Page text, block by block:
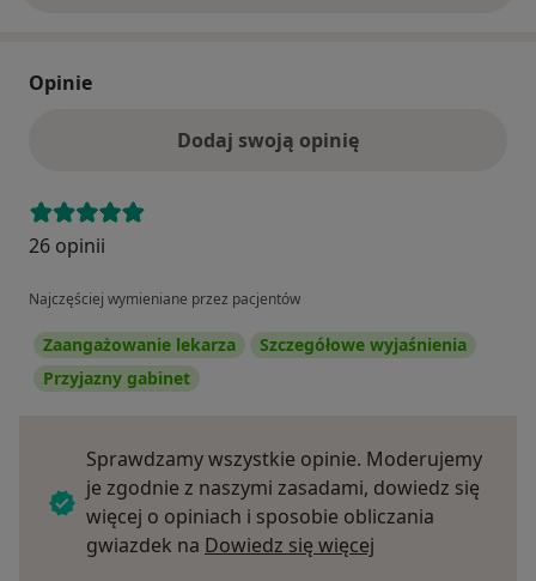
Opinie
Dodaj swoją opinię
26 opinii
Najczęściej wymieniane przez pacjentów
Zaangażowanie lekarza
Szczegółowe wyjaśnienia
Przyjazny gabinet
Sprawdzamy wszystkie opinie. Moderujemy
je zgodnie z naszymi zasadami, dowiedz się
więcej o opiniach i sposobie obliczania
gwiazdek na Dowiedz się więcej